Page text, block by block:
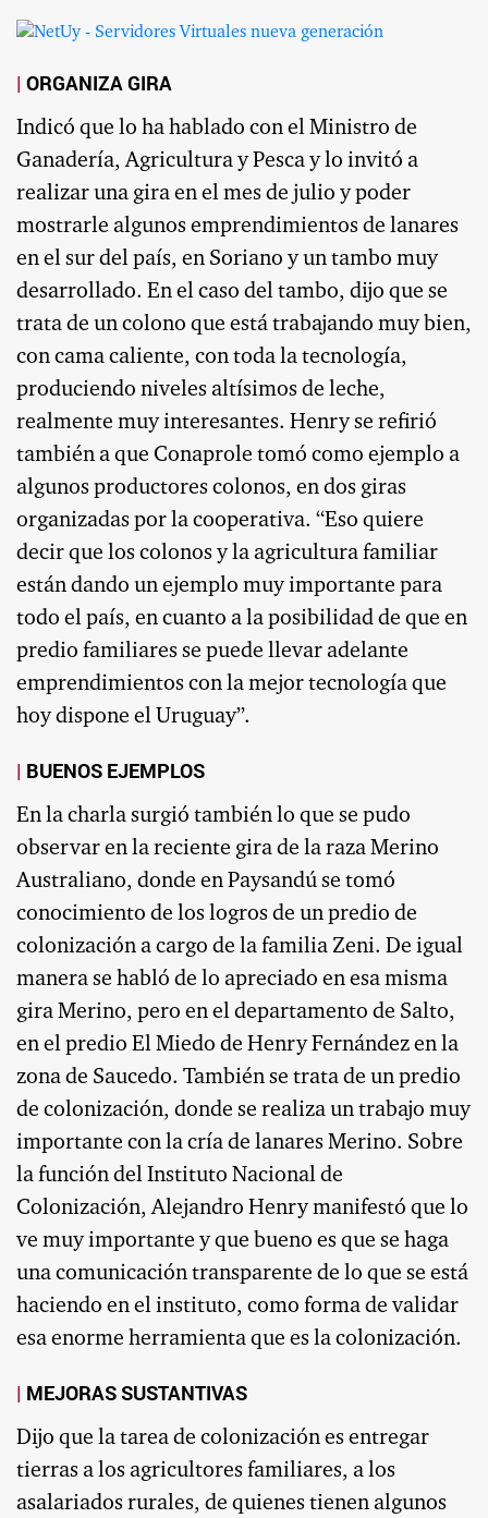
ORGANIZA GIRA
Indicó que lo ha hablado con el Ministro de
Ganadería, Agricultura y Pesca y lo invitó a
realizar una gira en el mes de julio y poder
mostrarle algunos emprendimientos de lanares
en el sur del país, en Soriano y un tambo muy
desarrollado. En el caso del tambo, dijo que se
trata de un colono que está trabajando muy bien,
con cama caliente, con toda la tecnología,
produciendo niveles altísimos de leche,
realmente muy interesantes. Henry se refirió
también a que Conaprole tomó como ejemplo a
algunos productores colonos, en dos giras
organizadas por la cooperativa. “Eso quiere
decir que los colonos y la agricultura familiar
están dando un ejemplo muy importante para
todo el país, en cuanto a la posibilidad de que en
predio familiares se puede llevar adelante
emprendimientos con la mejor tecnología que
hoy dispone el Uruguay”.
BUENOS EJEMPLOS
En la charla surgió también lo que se pudo
observar en la reciente gira de la raza Merino
Australiano, donde en Paysandú se tomó
conocimiento de los logros de un predio de
colonización a cargo de la familia Zeni. De igual
manera se habló de lo apreciado en esa misma
gira Merino, pero en el departamento de Salto,
en el predio El Miedo de Henry Fernández en la
zona de Saucedo. También se trata de un predio
de colonización, donde se realiza un trabajo muy
importante con la cría de lanares Merino. Sobre
la función del Instituto Nacional de
Colonización, Alejandro Henry manifestó que lo
ve muy importante y que bueno es que se haga
una comunicación transparente de lo que se está
haciendo en el instituto, como forma de validar
esa enorme herramienta que es la colonización.
MEJORAS SUSTANTIVAS
Dijo que la tarea de colonización es entregar
tierras a los agricultores familiares, a los
asalariados rurales, de quienes tienen algunos